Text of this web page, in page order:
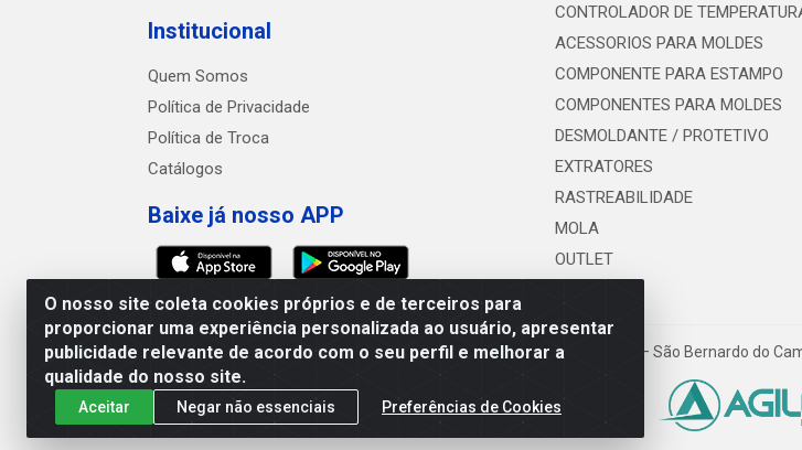
O nosso site coleta cookies próprios e de terceiros para
proporcionar uma experiência personalizada ao usuário, apresentar
publicidade relevante de acordo com o seu perfil e melhorar a
qualidade do nosso site.
Aceitar Negar não essenciais Preferências de Cookies
Institucional
Quem Somos
Política de Privacidade
Política de Troca
Catálogos
Baixe já nosso APP
CONTROLADOR DE
ACESSORIOS PARA MOLDES
COMPONENTE PARA ESTAMPO
COMPONENTES PARA MOLDES
DESMOLDANTE / PROTETIVO
EXTRATORES
RASTREABILIDADE
MOLA
OUTLET
Polimold Industrial Ltda - Estrada dos Casa, 4585 – São Bernardo do